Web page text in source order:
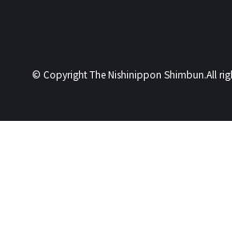
© Copyright The Nishinippon Shimbun.All